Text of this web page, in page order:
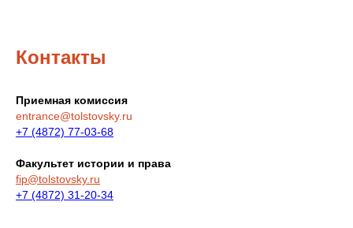
Контакты
Приемная комиссия
entrance@tolstovsky.ru
+7 (4872) 77-03-68
Факультет истории и права
fip@tolstovsky.ru
+7 (4872) 31-20-34